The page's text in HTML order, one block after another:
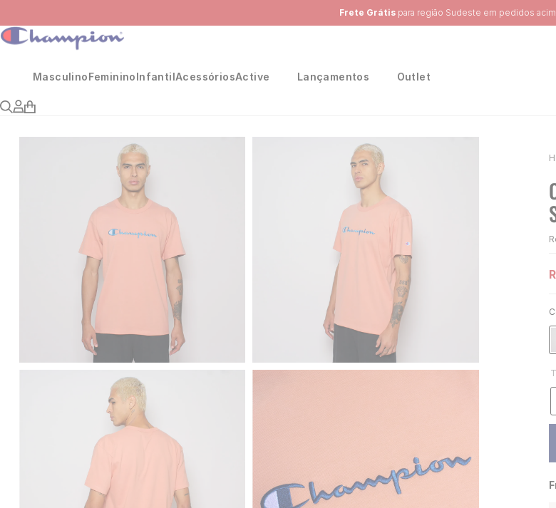
Ganhe 10% na primeira compra, utilizando o
MasculinoFemininoInfantilAcessóriosActive Lançamentos Outlet